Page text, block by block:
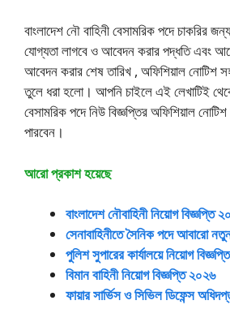
বাংলাদেশ নৌ বাহিনী বেসামরিক পদে চাকরির
যোগ্যতা লাগবে ও আবেদন করার পদ্ধতি এবং
আবেদন করার শেষ তারিখ , অফিশিয়াল নোটিশ
তুলে ধরা হলো। আপনি চাইলে এই লেখাটিই
বেসামরিক পদে নিউ বিজ্ঞপ্তির অফিশিয়াল
পারবেন।
আরো প্রকাশ হয়েছে
বাংলাদেশ নৌবাহিনী নিয়োগ বিজ্ঞপ্তি
সেনাবাহিনীতে সৈনিক পদে আবারো
পুলিশ সুপারের কার্যালয়ে নিয়োগ
বিমান বাহিনী নিয়োগ বিজ্ঞপ্তি ২০২৬
ফায়ার সার্ভিস ও সিভিল ডিফেন্স